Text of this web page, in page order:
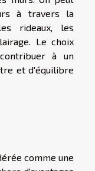
à travers la
rideaux, les
Le choix
à un
et d'équilibre
comme une